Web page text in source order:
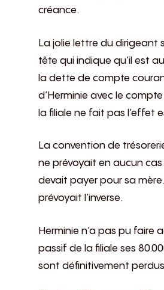
créance.
La jolie lettre du dirigeant
tête qui indique qu’il est
la dette de compte
d’Herminie avec le
la filiale ne fait pas l’effet
La convention de
ne prévoyait en aucun cas
devait payer pour sa mère.
prévoyait l’inverse.
Herminie n’a pas pu faire
passif de la filiale ses
sont définitivement